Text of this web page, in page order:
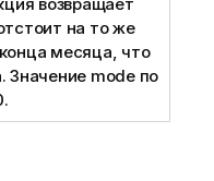
на то же
месяца, что
Значение mode по